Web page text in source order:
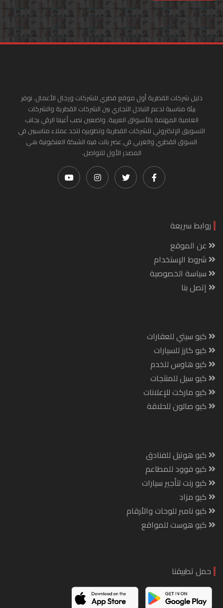
دليل شركات القطرية أول موقع قطري للشركات ورجال الأعمال. نوفر
بيئة مناسبة لدعم التبادل التجاري بين الشركات القطرية والشركات
العامية المهتمة بالأسواق العربية. واضعين نصب أعيننا الرقي بجانب
التسويق الإلكتروني للشركات القطرية وتطويره لتجد عملاء مناسبين في
السوق القطري والعربي في عصر باتت فيه الشبكة العنكبونية هي
المصدر الأول للتواصل.
روابط سريعة
عن الموقع
شروط الإستخدام
سياسة الخصوصية
إتصل بنا
كيو سيتي للعقارات
كيو كارز للسيارات
كيو هاوس للخدم
كيو سيل للمنتجات
كيو ماركت للإعلانات
كيو صالون للحلاقة
كيو هوتيل للفنادق
كيو فوود للمطاعم
كيو رنت لتأجير سيارات
كيو مزاد
كيو نامبر للوحات والأرقام
كيو هوست للمواقع
حمل تطبيقنا